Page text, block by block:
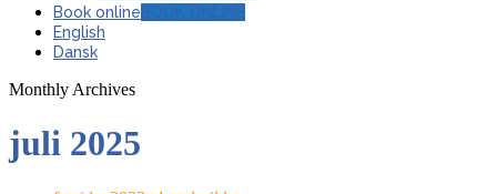
Book onlineBOOK ONLINE
English
Dansk
Monthly Archives
juli 2025